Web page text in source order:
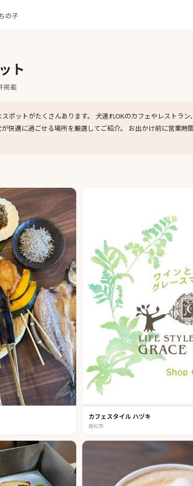
の子
ト
掲載
ポットがたくさんあります。 犬連れOKのカフェやレストラ
快適に過ごせる場所を厳選してご紹介。 お出かけ前に営業時
カフェスタイル ハヅキ
高松市